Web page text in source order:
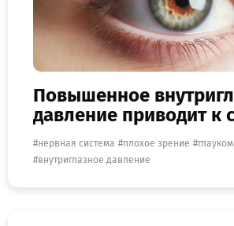
Повышенное
давление приводит к
нервная система плохое зрение
внутриглазное давление